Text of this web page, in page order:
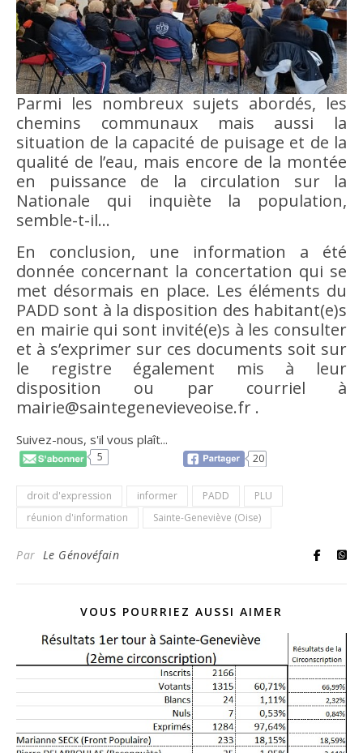
Parmi les nombreux sujets abordés, les
chemins communaux mais aussi la
situation de la capacité de puisage et de la
qualité de l’eau, mais encore de la montée
en puissance de la circulation sur la
Nationale qui inquiète la population,
semble-t-il…
En conclusion, une information a été
donnée concernant la concertation qui se
met désormais en place. Les éléments du
PADD sont à la disposition des habitant(e)s
en mairie qui sont invité(e)s à les consulter
et à s’exprimer sur ces documents soit sur
le registre également mis à leur
disposition ou par courriel à
mairie@saintegenevieveoise.fr .
Suivez-nous, s'il vous plaît...
5 20
droit d'expression informer PADD
PLU
réunion d'information
Sainte-Geneviève (Oise)
Par Le Génovéfain
VOUS POURRIEZ AUSSI AIMER